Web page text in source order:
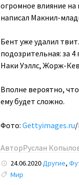
огромное влияние
написал Макнил-
Бент уже удалил
подозрительная: за
Наки Уэллс, Жорж-
Вполне вероятно,
ему будет сложно.
Фото: Gettyimages.ru
АвторРуслан
24.06.2020Другие,
Tags:
Мир